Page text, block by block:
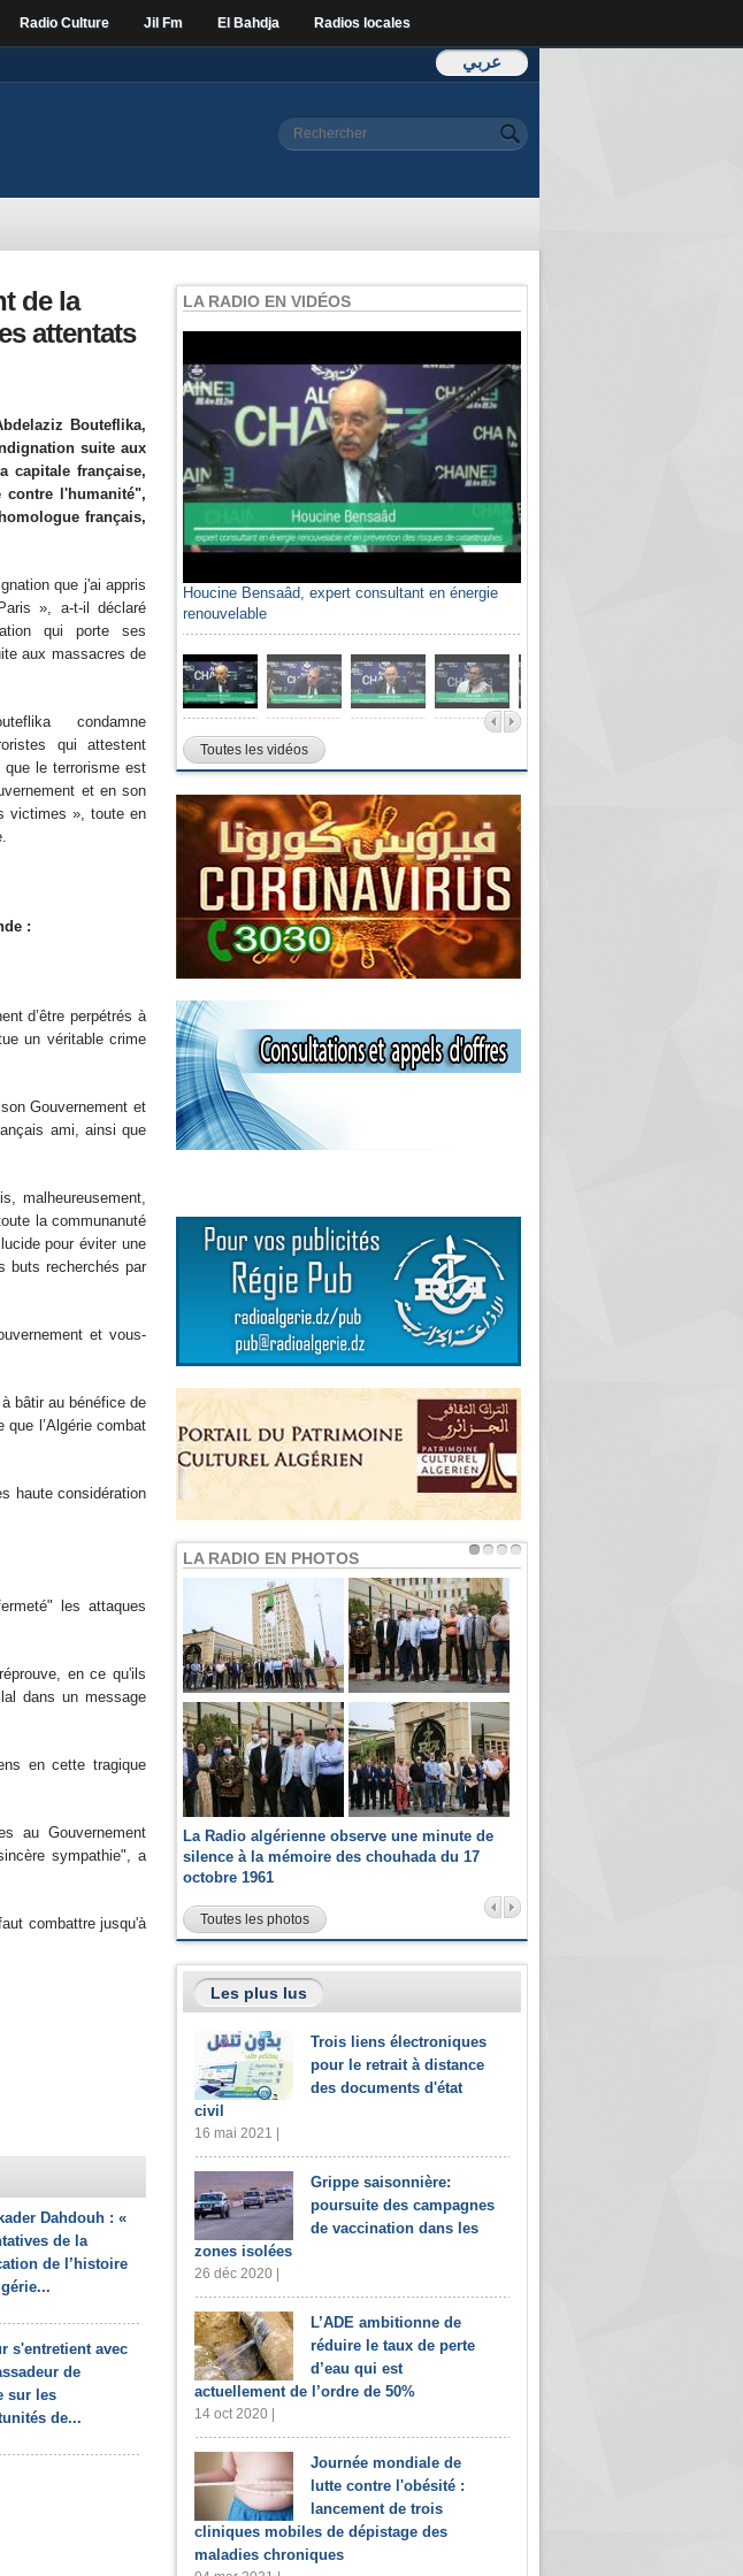
Radio Culture Jil Fm El Bahdja Radios locales
عربي
Formulaire de
Rechercher
de la
attentats
Bouteflika,
suite aux
capitale française,
contre l'humanité",
français,
que j'ai appris
», a-t-il déclaré
qui porte ses
aux massacres de
condamne
qui attestent
que le terrorisme est
et en son
victimes », toute en
:
d’être perpétrés à
un véritable crime
Gouvernement et
ami, ainsi que
malheureusement,
la communanuté
pour éviter une
buts recherchés par
et vous-
bâtir au bénéfice de
l’Algérie combat
haute considération
les attaques
en ce qu'ils
dans un message
en cette tragique
au Gouvernement
sympathie", a
combattre jusqu'à
Dahdouh : «
de la
de l’histoire
s'entretient avec
de
sur les
de...
LA RADIO EN VIDÉOS
Houcine Bensaâd, expert consultant en énergie
renouvelable
Toutes les vidéos
LA RADIO EN PHOTOS
La Radio algérienne observe une minute de
silence à la mémoire des chouhada du 17
octobre 1961
Toutes les photos
Les plus lus
Trois liens électroniques
pour le retrait à distance
des documents d'état
civil
16 mai 2021 |
Grippe saisonnière:
poursuite des campagnes
de vaccination dans les
zones isolées
26 déc 2020 |
L’ADE ambitionne de
réduire le taux de perte
d’eau qui est
actuellement de l’ordre de 50%
14 oct 2020 |
Journée mondiale de
lutte contre l'obésité :
lancement de trois
cliniques mobiles de dépistage des
maladies chroniques